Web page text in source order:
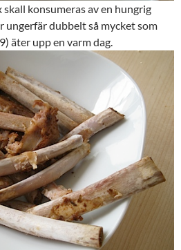
skall konsumeras av en hungrig
ungerfär dubbelt så mycket som
äter upp en varm dag.